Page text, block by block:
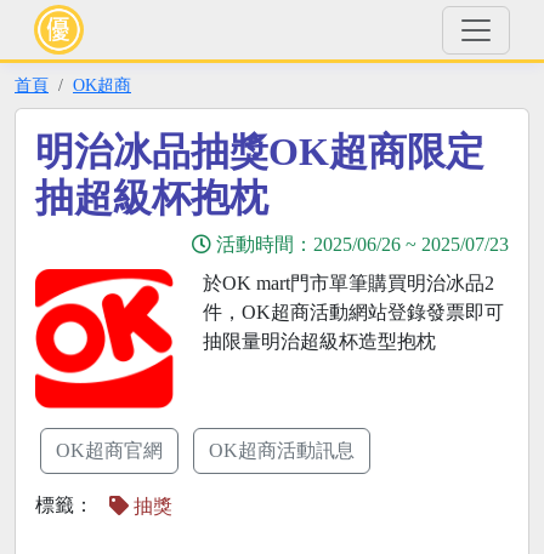
首頁 OK超商
明治冰品抽獎OK超商限定
抽超級杯抱枕
活動時間： 2025/06/26 ~ 2025/07/23
於OK mart門市單筆購買明治冰品2
件，OK超商活動網站登錄發票即可
抽限量明治超級杯造型抱枕
OK超商官網 OK超商活動訊息
標籤： 抽獎